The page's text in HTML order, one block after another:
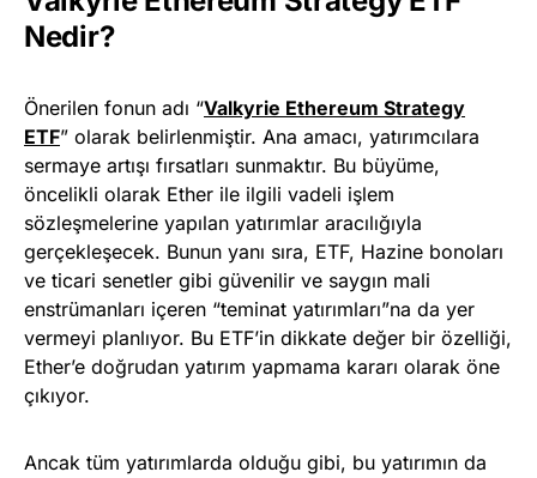
Nedir?
Önerilen fonun adı “Valkyrie Ethereum Strategy
ETF” olarak belirlenmiştir. Ana amacı, yatırımcılara
sermaye artışı fırsatları sunmaktır. Bu büyüme,
öncelikli olarak Ether ile ilgili vadeli işlem
sözleşmelerine yapılan yatırımlar aracılığıyla
gerçekleşecek. Bunun yanı sıra, ETF, Hazine bonoları
ve ticari senetler gibi güvenilir ve saygın mali
enstrümanları içeren “teminat yatırımları”na da yer
vermeyi planlıyor. Bu ETF’in dikkate değer bir özelliği,
Ether’e doğrudan yatırım yapmama kararı olarak öne
çıkıyor.
Ancak tüm yatırımlarda olduğu gibi, bu yatırımın da